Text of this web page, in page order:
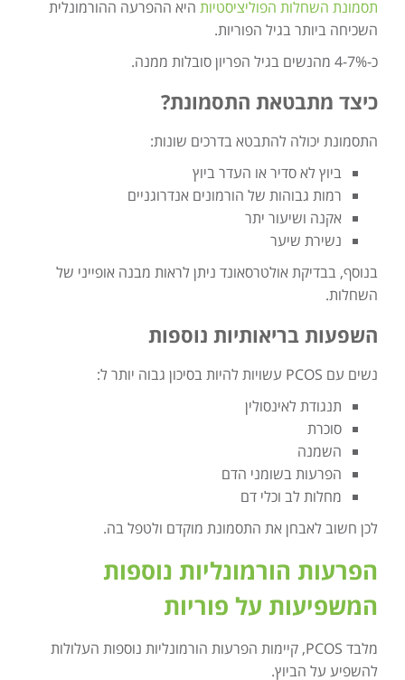
תסמונת השחלות הפוליציסטיות היא ההפרעה ההורמונלית
השכיחה ביותר בגיל הפוריות.
כ-4-7% מהנשים בגיל הפריון סובלות ממנה.
כיצד מתבטאת התסמונת?
התסמונת יכולה להתבטא בדרכים שונות:
ביוץ לא סדיר או העדר ביוץ
רמות גבוהות של הורמונים אנדרוגניים
אקנה ושיעור יתר
נשירת שיער
בנוסף, בבדיקת אולטרסאונד ניתן לראות מבנה אופייני של
השחלות.
השפעות בריאותיות נוספות
נשים עם PCOS עשויות להיות בסיכון גבוה יותר ל:
תנגודת לאינסולין
סוכרת
השמנה
הפרעות בשומני הדם
מחלות לב וכלי דם
לכן חשוב לאבחן את התסמונת מוקדם ולטפל בה.
הפרעות הורמונליות נוספות
המשפיעות על פוריות
מלבד PCOS, קיימות הפרעות הורמונליות נוספות העלולות
להשפיע על הביוץ.